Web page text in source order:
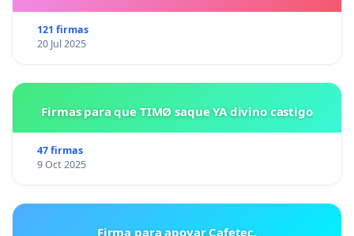
121 firmas
20 Jul 2025
Firmas para que TIMØ saque YA divino castigo
47 firmas
9 Oct 2025
Firma para apoyar Cafetec.